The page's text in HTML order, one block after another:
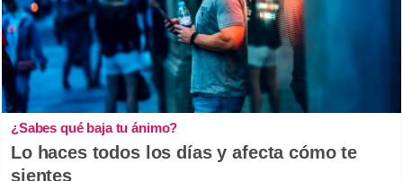
¿Sabes qué baja tu ánimo?
Lo haces todos los días y afecta cómo te
sientes